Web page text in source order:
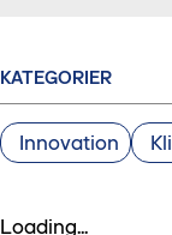
KATEGORIER
Innovation
Loading...